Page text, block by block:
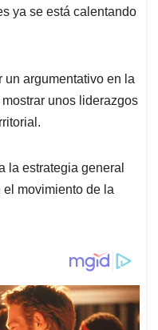
ya se está calentando
un argumentativo en la
unos liderazgos
la estrategia general
movimiento de la